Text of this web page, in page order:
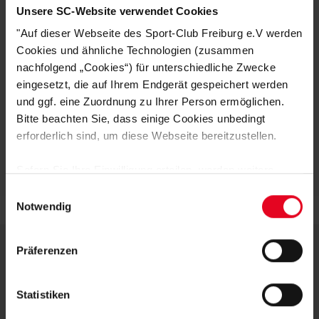
Unsere SC-Website verwendet Cookies
"Auf dieser Webseite des Sport-Club Freiburg e.V werden
Cookies und ähnliche Technologien (zusammen
nachfolgend „Cookies“) für unterschiedliche Zwecke
eingesetzt, die auf Ihrem Endgerät gespeichert werden
und ggf. eine Zuordnung zu Ihrer Person ermöglichen.
Bitte beachten Sie, dass einige Cookies unbedingt
erforderlich sind, um diese Webseite bereitzustellen.
Daten von Ihnen (z.B. persönlichen Identifikatoren oder
IP-Adressen) verarbeitet werden. Durch Klicken auf den
Speicherung aller aufgeführten Cookies und der
Daten für die unten jeweils angegebene Zwecke gem. §
25 Abs. 1 TDDDG, Art. 6 Abs. 1 lit. a DSGVO zu. Sie
Notwendig
Präferenzen
Statistiken
Damen T-Shirt "Pastell" (w) flieder
(3)
Frauen T-Shirt "Pailletten" grau
(2)
DEINE VORTEILE IN UNSEREM